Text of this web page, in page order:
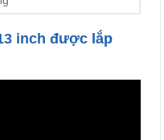
inch được lắp